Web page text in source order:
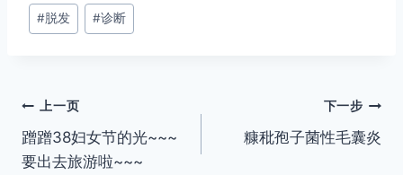
标
#脱发 #诊断
文
章
上一页
蹭蹭38妇女节的光~~~
要出去旅游啦~~~
下一步
糠秕孢子菌性毛囊炎